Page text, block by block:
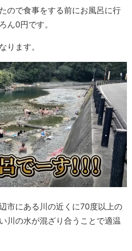
ので食事をする前にお風呂に行
ん0円です。
ります。
市にある川の近くに70度以上の
川の水が混ざり合うことで適温